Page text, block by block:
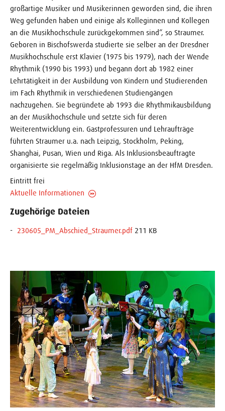
großartige Musiker und Musikerinnen geworden sind, die ihren
Weg gefunden haben und einige als Kolleginnen und Kollegen
an die Musikhochschule zurückgekommen sind“, so Straumer.
Geboren in Bischofswerda studierte sie selber an der Dresdner
Musikhochschule erst Klavier (1975 bis 1979), nach der Wende
Rhythmik (1990 bis 1993) und begann dort ab 1982 einer
Lehrtätigkeit in der Ausbildung von Kindern und Studierenden
im Fach Rhythmik in verschiedenen Studiengängen
nachzugehen. Sie begründete ab 1993 die Rhythmikausbildung
an der Musikhochschule und setzte sich für deren
Weiterentwicklung ein. Gastprofessuren und Lehraufträge
führten Straumer u.a. nach Leipzig, Stockholm, Peking,
Shanghai, Pusan, Wien und Riga. Als Inklusionsbeauftragte
organisierte sie regelmäßig Inklusionstage an der HfM Dresden.
Eintritt frei
Aktuelle Informationen
Zugehörige Dateien
230605_PM_Abschied_Straumer.pdf 211 KB